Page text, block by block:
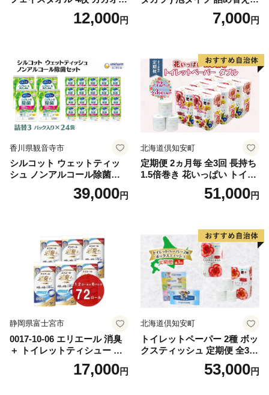
【タオル 泉州タオル 吸水 普
段使い 無地 シンプル 日用品
12,000円
40ml×4袋 ボディーソープ 泡
ボディソープ 泡 日用品 消耗
泡石鹸 石鹸 兵庫 兵庫県 小野
7,000円
香川県観音寺市
シルコット ウェットティッ
シュ ノンアルコール除菌詰
替（43枚×3P）×24袋 日用品
おもちゃ 拭き取り 手拭き 外
39,000円
北海道倶知安町
定期便 2ヵ月毎 全3回 長持ち
1.5倍巻き 花いっぱい トイレ
ットペーパー ダブル 45ｍ 計
72ロール 全18種 花柄 プリン
ー 消耗品 備蓄 送料無料 北海
道 倶知安町 日用品
51,000円
静岡県富士宮市
0017-10-06 エリエール 消臭
＋ トイレットティシュー し
っかり香るフレッシュクリア
の香り ダブル 12ロール×6パ
17,000円
北海道倶知安町
トイレットペーパー 2種 ボッ
クスティッシュ 定期便 全3
回 日本製 まとめ買い 防災
常備品 日用雑貨 消耗品 生活
53,000円